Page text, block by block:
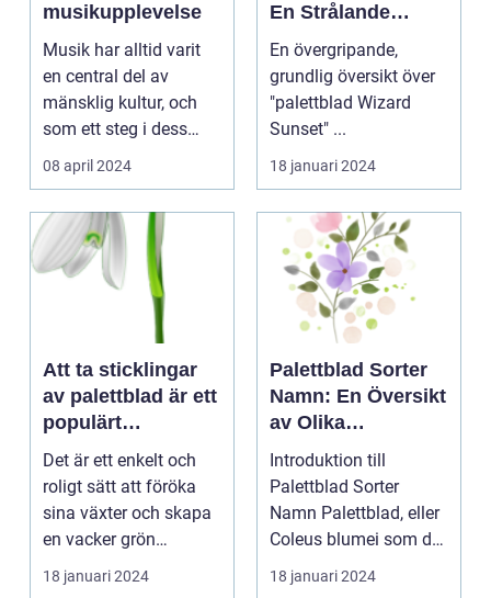
musikupplevelse
Musik har alltid varit
en central del av
mänsklig kultur, och
som ett steg i dess
kontinuerliga...
08 april 2024
En Strålande
Fördelning av
Färger
En övergripande,
grundlig översikt över
"palettblad Wizard
Sunset" ...
18 januari 2024
Att ta sticklingar
av palettblad är ett
populärt
hobbyprojekt för
många
trädgårdsentusiast
Det är ett enkelt och
roligt sätt att föröka
sina växter och skapa
en vacker grön
omgivning. I denna...
18 januari 2024
Palettblad Sorter
Namn: En Översikt
av Olika
Variationer och
Egenskaper
Introduktion till
Palettblad Sorter
Namn Palettblad, eller
Coleus blumei som det
vetenskapligt kall...
18 januari 2024